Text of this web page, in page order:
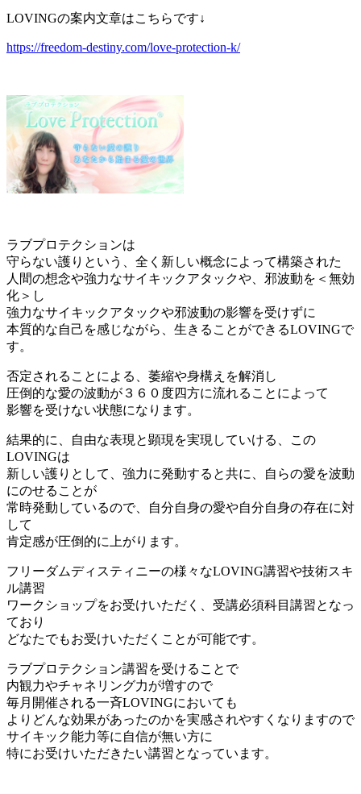
LOVINGの案内文章はこちらです↓
https://freedom-destiny.com/love-protection-k/
ラブプロテクションは
守らない護りという、全く新しい概念によって構築された
人間の想念や強力なサイキックアタックや、邪波動を＜無効
化＞し
強力なサイキックアタックや邪波動の影響を受けずに
本質的な自己を感じながら、生きることができるLOVINGで
す。
否定されることによる、萎縮や身構えを解消し
圧倒的な愛の波動が３６０度四方に流れることによって
影響を受けない状態になります。
結果的に、自由な表現と顕現を実現していける、この
LOVINGは
新しい護りとして、強力に発動すると共に、自らの愛を波動
にのせることが
常時発動しているので、自分自身の愛や自分自身の存在に対
して
肯定感が圧倒的に上がります。
フリーダムディスティニーの様々なLOVING講習や技術スキ
ル講習
ワークショップをお受けいただく、受講必須科目講習となっ
ており
どなたでもお受けいただくことが可能です。
ラブプロテクション講習を受けることで
内観力やチャネリング力が増すので
毎月開催される一斉LOVINGにおいても
よりどんな効果があったのかを実感されやすくなりますので
サイキック能力等に自信が無い方に
特にお受けいただきたい講習となっています。